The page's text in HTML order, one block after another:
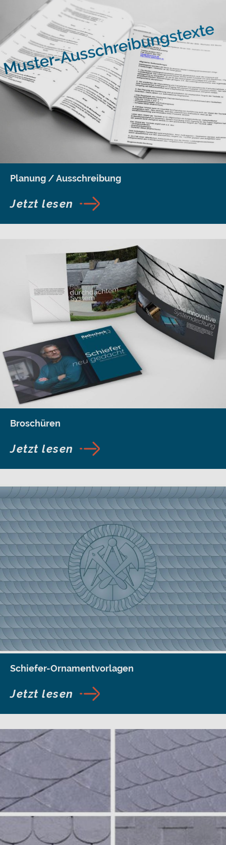
Planung / Ausschreibung
Jetzt lesen
Broschüren
Jetzt lesen
Schiefer-Ornamentvorlagen
Jetzt lesen